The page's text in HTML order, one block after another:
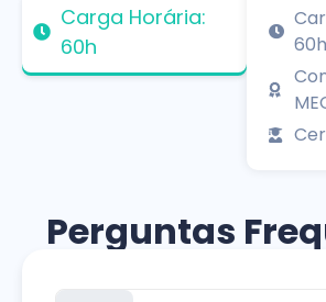
Carga Horária:
60h
60h
Perguntas